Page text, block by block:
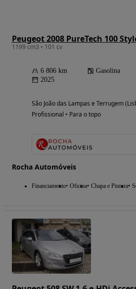
Peugeot 2008 PureTech 100
1199 cm3 • 101 cv
6 806 km Gasolina
2025
São João das Lampas e Terrugem
Profissional • Para o topo
Rocha Automóveis
Financiamento Oficina Chapa e Pintura